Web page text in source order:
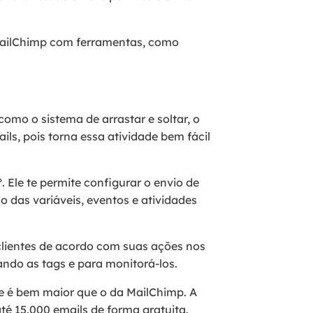
com ferramentas, como
o sistema de arrastar e soltar, o
pois torna essa atividade bem fácil
Ele te permite configurar o envio de
das variáveis, eventos e atividades
de acordo com suas ações nos
as tags e para monitorá-los.
bem maior que o da MailChimp. A
15.000 emails de forma gratuita.